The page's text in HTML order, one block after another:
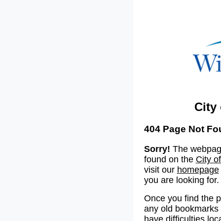
City
404 Page Not
Sorry! The
found on the City
visit our homepage
you are looking for.
Once you find the
any old
have difficulties